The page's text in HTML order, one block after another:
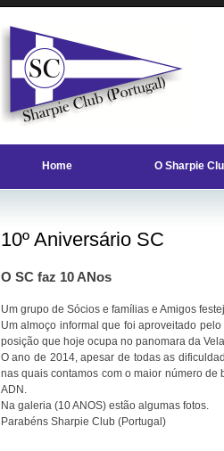
Home O Sharpie
10º Aniversário SC
O SC faz 10 ANos
Um grupo de Sócios e famílias e Amigos
Um almoço informal que foi aproveitado
posição que hoje ocupa no panomara da
O ano de 2014, apesar de todas as
nas quais contamos com o maior número
ADN.
Na galeria (10 ANOS) estão algumas fotos.
Parabéns Sharpie Club (Portugal)